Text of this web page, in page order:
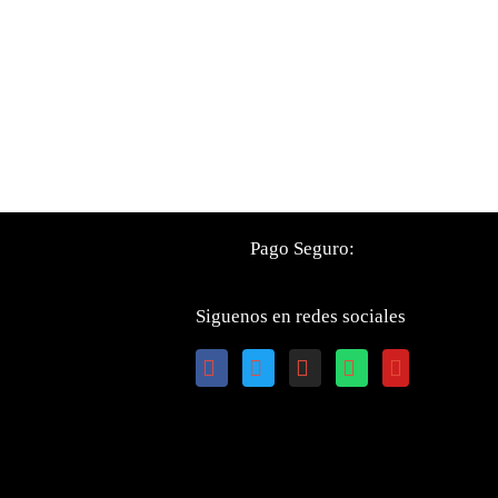
Pago Seguro:
Siguenos en redes sociales